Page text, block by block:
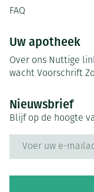
FAQ
Uw apotheek
Over ons Nuttige
wacht Voorschrift
Nieuwsbrief
Blijf op de hoogte